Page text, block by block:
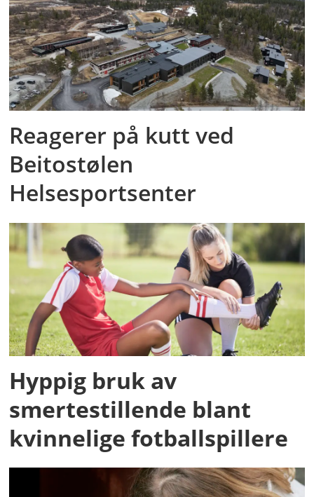
Reagerer på kutt ved
Beitostølen
Helsesportsenter
Hyppig bruk av
smertestillende blant
kvinnelige fotballspillere